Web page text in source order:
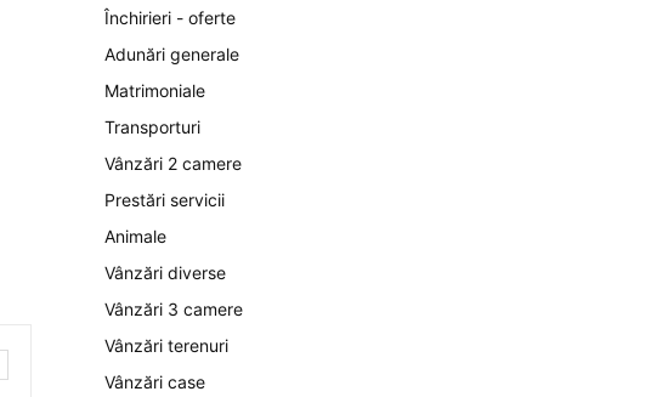
Închirieri - oferte
Adunări generale
Matrimoniale
Transporturi
Vânzări 2 camere
Prestări servicii
Animale
Vânzări diverse
Vânzări 3 camere
Vânzări terenuri
Vânzări case